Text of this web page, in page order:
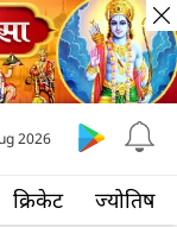
क्रिकेट ज्योतिष
2026